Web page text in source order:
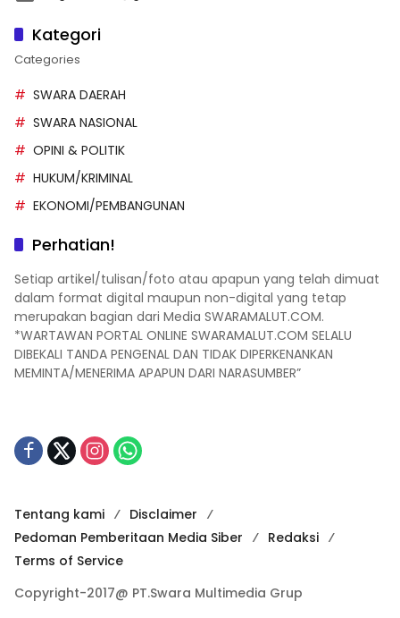
Kategori
Categories
SWARA DAERAH
SWARA NASIONAL
OPINI & POLITIK
HUKUM/KRIMINAL
EKONOMI/PEMBANGUNAN
Perhatian!
Setiap artikel/tulisan/foto atau apapun yang telah dimuat
dalam format digital maupun non-digital yang tetap
merupakan bagian dari Media SWARAMALUT.COM.
*WARTAWAN PORTAL ONLINE SWARAMALUT.COM SELALU
DIBEKALI TANDA PENGENAL DAN TIDAK DIPERKENANKAN
MEMINTA/MENERIMA APAPUN DARI NARASUMBER”
Tentang kami
Disclaimer
Pedoman Pemberitaan Media Siber
Redaksi
Terms of Service
Copyright-2017@ PT.Swara Multimedia Grup